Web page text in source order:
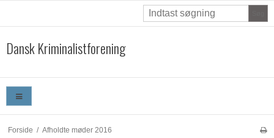
Dansk Kriminalistforening
Forside / Afholdte møder 2016